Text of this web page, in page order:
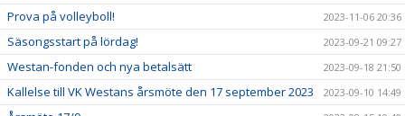
Prova på volleyboll! 2023-11-06 20:36
Säsongsstart på lördag! 2023-09-21 09:27
Westan-fonden och nya betalsätt 2023-09-18 21:50
Kallelse till VK Westans årsmöte den 17 september 2023 2023-09-10 14:49